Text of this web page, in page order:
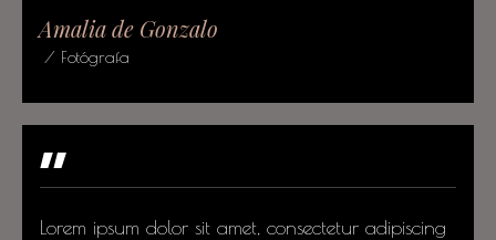
Amalia de Gonzalo
/ Fotógrafa
"
Lorem ipsum dolor sit amet, consectetur adipiscing